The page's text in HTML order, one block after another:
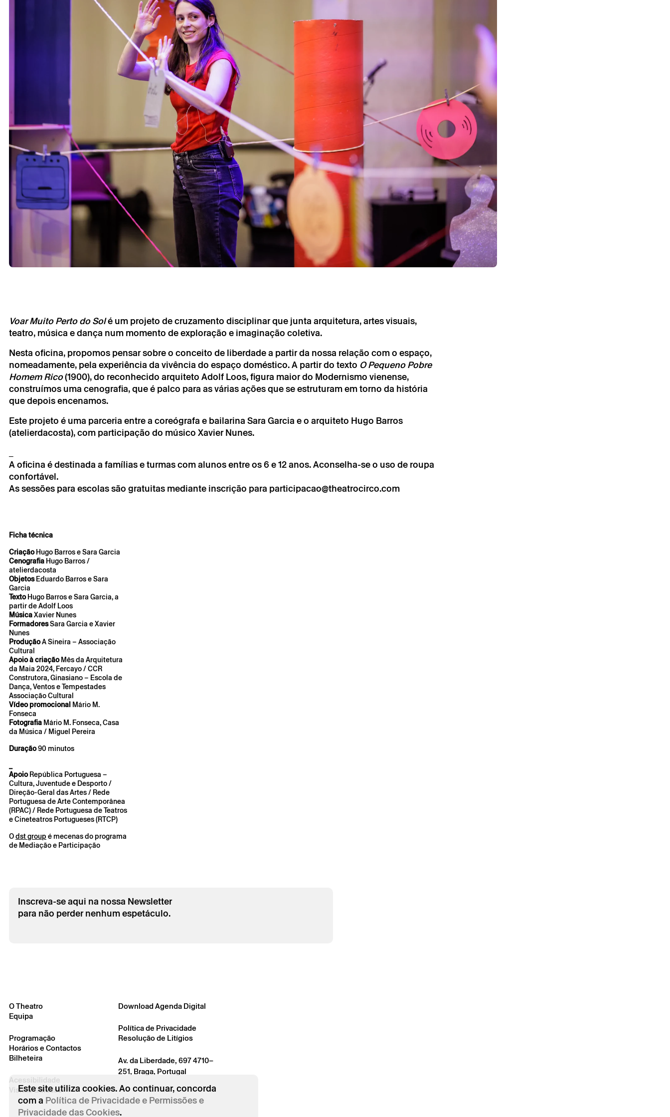
Este site utiliza cookies. Ao continuar, concorda
com a Política de Privacidade e Permissões e
Privacidade das Cookies.
Voar Muito Perto do Solé um projeto de cruzamento disciplinar que junta arquitetura, artes visuais,
teatro, música e dança num momento de exploração e imaginação coletiva.
Nesta oficina, propomos pensar sobre o conceito de liberdade a partir da nossa relação com o espaço,
nomeadamente, pela experiência da vivência do espaço doméstico. A partir do texto O Pequeno Pobre
Homem Rico(1900), do reconhecido arquiteto Adolf Loos, figura maior do Modernismo vienense,
construímos uma cenografia, que é palco para as várias ações que se estruturam em torno da história
que depois encenamos.
Este projeto é uma parceria entre a coreógrafa e bailarina Sara Garcia e o arquiteto Hugo Barros
(atelierdacosta), com participação do músico Xavier Nunes.
A oficina é destinada a famílias e turmas com alunos entre os 6 e 12 anos. Aconselha-se o uso de roupa
confortável.
As sessões para escolas são gratuitas mediante inscrição para participacao@theatrocirco.com
Ficha técnica
CriaçãoHugo Barros e Sara Garcia
Cenografia Hugo Barros /
atelierdacosta
ObjetosEduardo Barros e Sara
Garcia
TextoHugo Barros e Sara Garcia, a
partir de Adolf Loos
MúsicaXavier Nunes
FormadoresSara Garcia e Xavier
Nunes
ProduçãoA Sineira – Associação
Cultural
Apoio à criaçãoMês da Arquitetura
da Maia 2024, Fercayo / CCR
Construtora, Ginasiano – Escola de
Dança, Ventos e Tempestades
Associação Cultural
Vídeo promocional Mário M.
Fonseca
Fotografia Mário M. Fonseca, Casa
da Música / Miguel Pereira
Duração90 minutos
ApoioRepública Portuguesa –
Cultura, Juventude e Desporto /
Direção-Geral das Artes / Rede
Portuguesa de Arte Contemporânea
(RPAC) / Rede Portuguesa de Teatros
e Cineteatros Portugueses (RTCP)
Odst group é mecenas do programa
de Mediação e Participação
Inscreva-se aqui na nossa Newsletter
para não perder nenhum espetáculo.
O Theatro
Equipa
Programação
Horários e Contactos
Bilheteira
Acessibilidade
Visitas Guiadas
Download Agenda Digital
Política de Privacidade
Resolução de Litígios
Av. da Liberdade, 697 4710–
251, Braga, Portugal
Voar Muito Perto do Sol
Sara Garcia, Hugo Barros (atelierdacosta) e Xavier Nunes
* campos de preenchimento obrigatório.